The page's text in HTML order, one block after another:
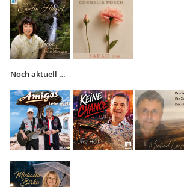
Noch aktuell …